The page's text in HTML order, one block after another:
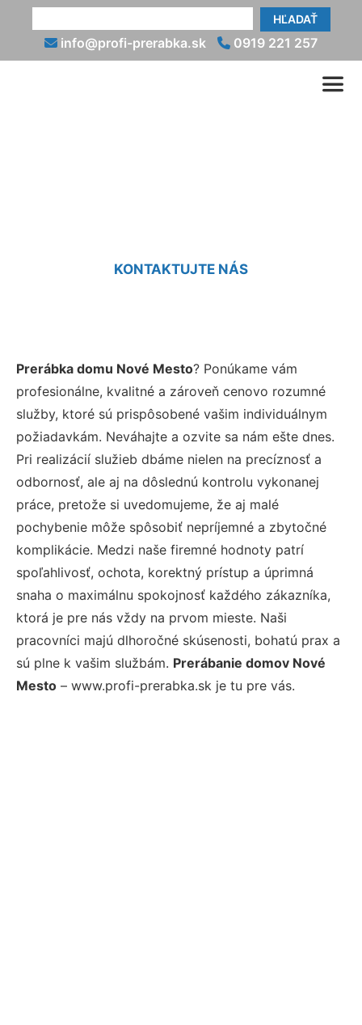
HĽADAŤ
info@profi-prerabka.sk 0919 221 257
KONTAKTUJTE NÁS
Prerábka domu Nové Mesto? Ponúkame vám
profesionálne, kvalitné a zároveň cenovo rozumné
služby, ktoré sú prispôsobené vašim individuálnym
požiadavkám. Neváhajte a ozvite sa nám ešte dnes.
Pri realizácií služieb dbáme nielen na precíznosť a
odbornosť, ale aj na dôslednú kontrolu vykonanej
práce, pretože si uvedomujeme, že aj malé
pochybenie môže spôsobiť nepríjemné a zbytočné
komplikácie. Medzi naše firemné hodnoty patrí
spoľahlivosť, ochota, korektný prístup a úprimná
snaha o maximálnu spokojnosť každého zákazníka,
ktorá je pre nás vždy na prvom mieste. Naši
pracovníci majú dlhoročné skúsenosti, bohatú prax a
sú plne k vašim službám. Prerábanie domov Nové
Mesto – www.profi-prerabka.sk je tu pre vás.